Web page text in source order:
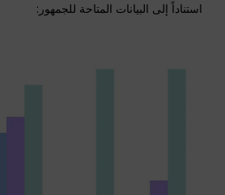
استناداً إلى البيانات المتاحة للجمهور: